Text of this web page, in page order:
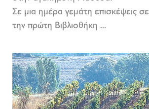
Σε μια ημέρα γεμάτη επισκέψεις σε
την πρώτη Βιβλιοθήκη ...